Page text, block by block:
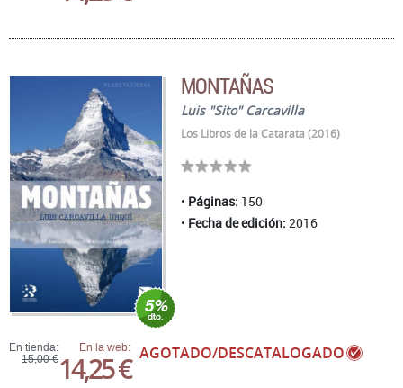
MONTAÑAS
Luis "Sito" Carcavilla
Los Libros de la Catarata (2016)
Páginas: 150
Fecha de edición: 2016
En tienda:
15,00 €
En la web:
14,25 € AGOTADO/DESCATALOGADO